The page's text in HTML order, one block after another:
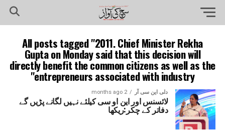
All posts tagged "2011. Chief Minister Rekha
Gupta on Monday said that this decision will
directly benefit the common citizens as well as the
entrepreneurs associated with industry"
دلی این سی آر 2 months ago
لائسنس اور این او سی کیلئے نہیں لگانے پڑیں گے
دفاتر کے چکر:ریکھا